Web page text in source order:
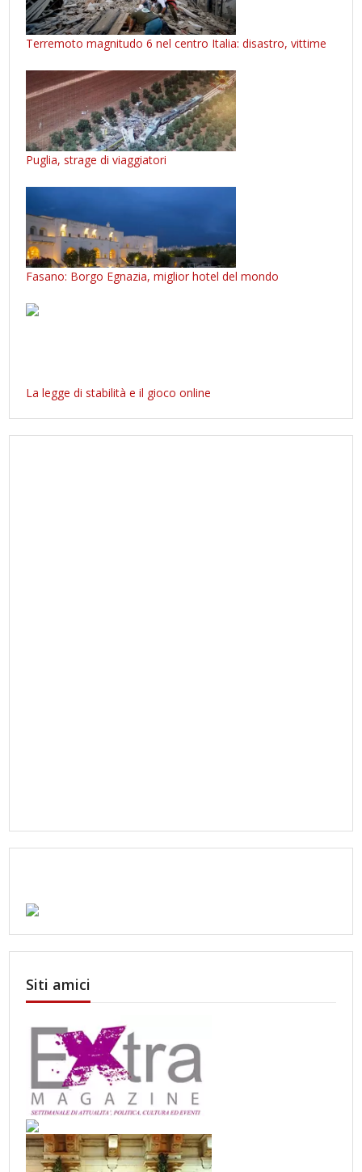
Terremoto magnitudo 6 nel centro Italia: disastro, vittime
Puglia, strage di viaggiatori
Fasano: Borgo Egnazia, miglior hotel del mondo
La legge di stabilità e il gioco online
Siti amici